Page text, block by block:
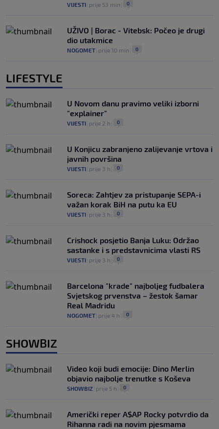
VIJESTI prije 53 min 0
UŽIVO | Borac - Vitebsk: Počeo je drugi
dio utakmice
NOGOMET prije 10 min 0
LIFESTYLE
U Novom danu pravimo veliki izborni
"explainer"
VIJESTI prije 2 h 0
U Konjicu zabranjeno zalijevanje vrtova i
javnih površina
VIJESTI prije 3 h 0
Soreca: Zahtjev za pristupanje SEPA-i
važan korak BiH na putu ka EU
VIJESTI prije 3 h 0
Crishock posjetio Banja Luku: Održao
sastanke i s predstavnicima vlasti RS
VIJESTI prije 3 h 0
Barcelona "krade" najboljeg fudbalera
Svjetskog prvenstva – žestok šamar
Real Madridu
NOGOMET prije 4 h 0
SHOWBIZ
Video koji budi emocije: Dino Merlin
objavio najbolje trenutke s Koševa
SHOWBIZ prije 5 h 0
Američki reper A$AP Rocky potvrdio da
Rihanna radi na novim pjesmama